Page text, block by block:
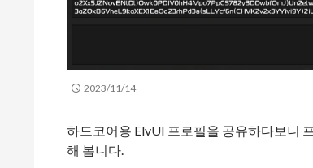
2023/11/14
하드코어용 ElvUI 프로필을 공유하다보니
해 봅니다.